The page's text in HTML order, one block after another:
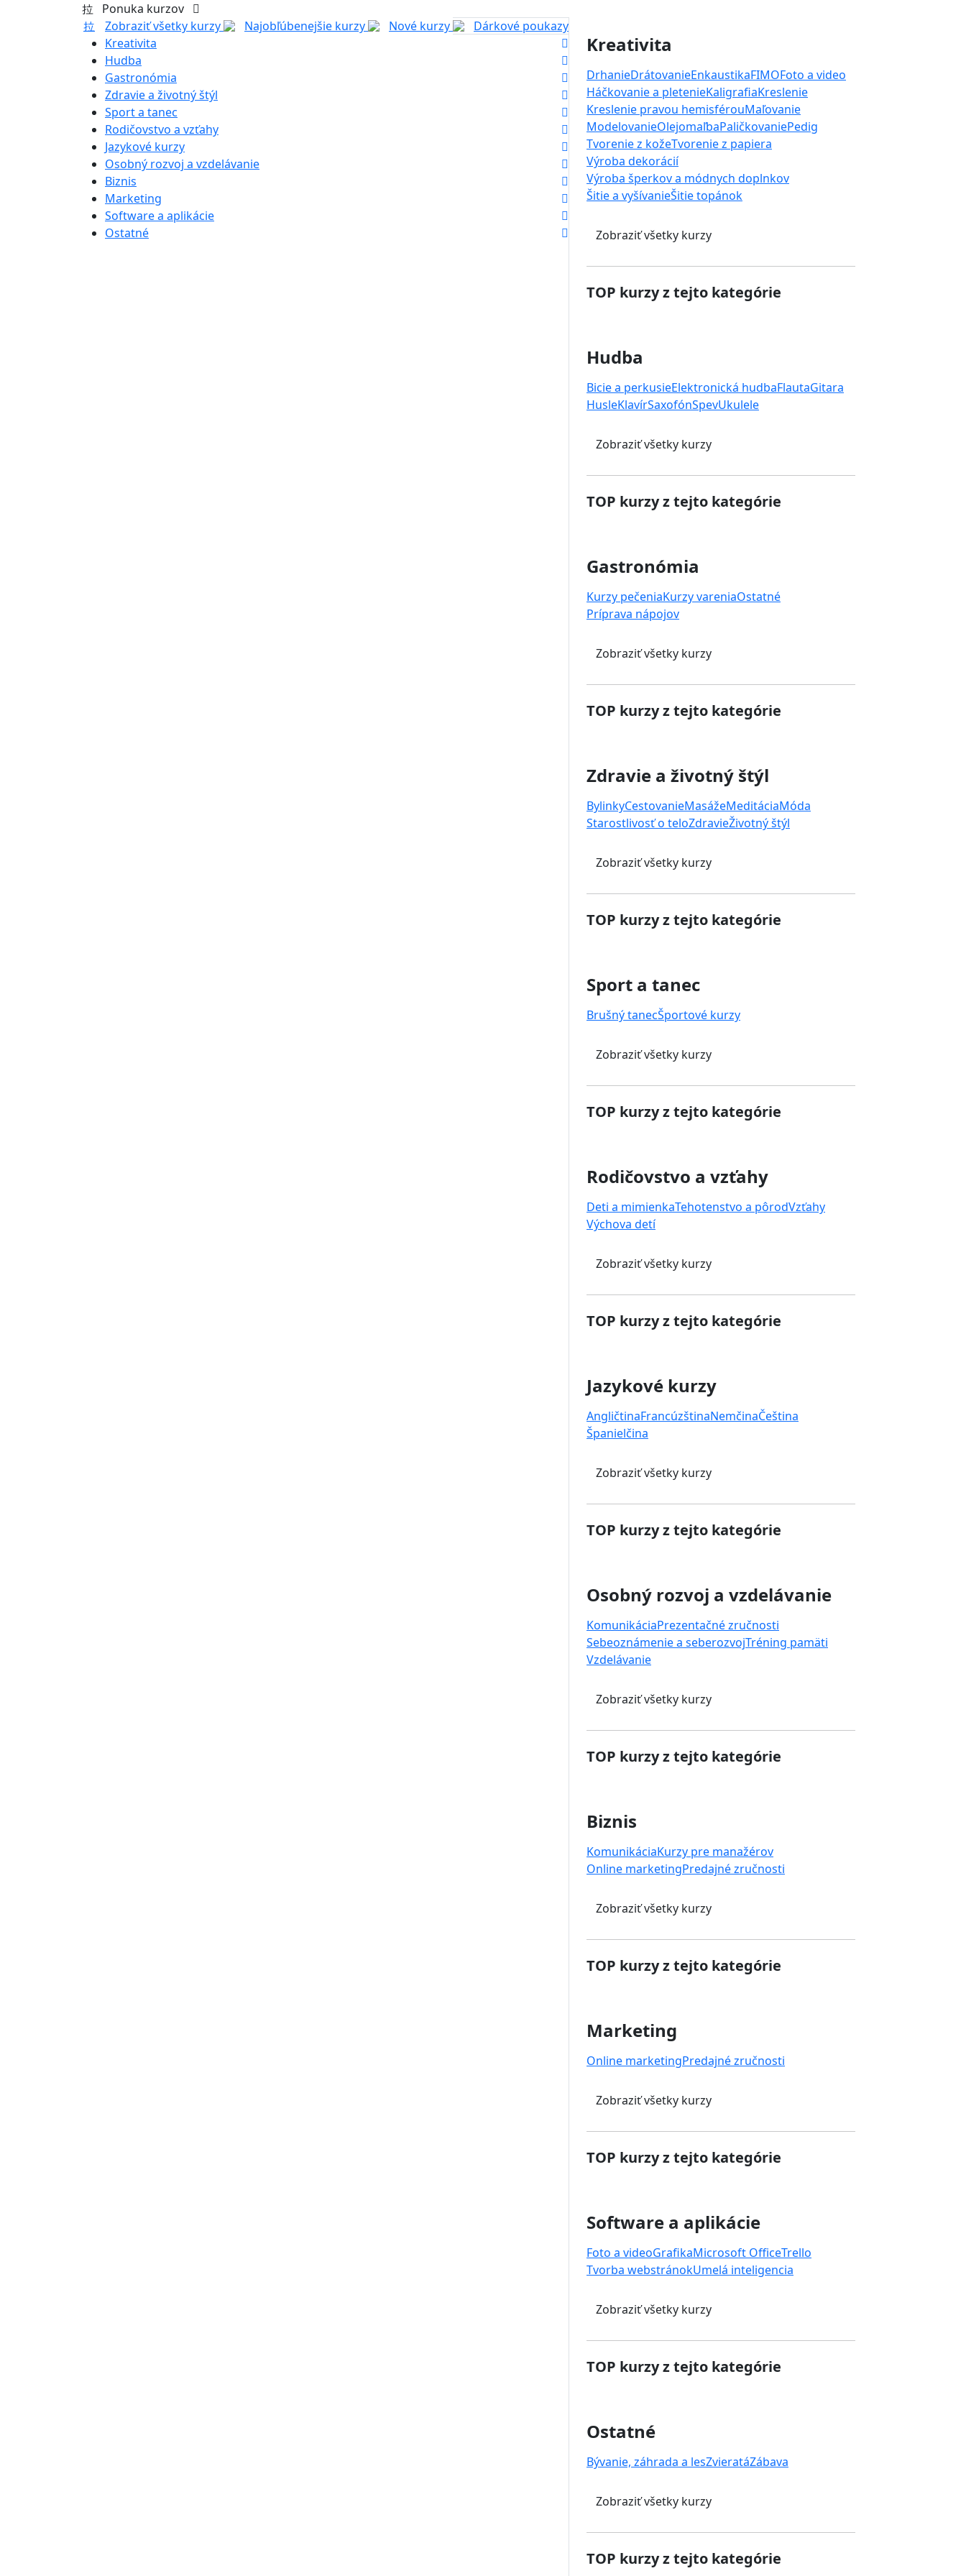
Ponuka kurzov
Zobraziť všetky kurzy
Najobľúbenejšie kurzy Nové kurzy
Dárkové poukazy
Kreativita
Hudba
Gastronómia
Zdravie a životný štýl
Sport a tanec
Rodičovstvo a vzťahy
Jazykové kurzy
Osobný rozvoj a vzdelávanie
Biznis
Marketing
Software a aplikácie
Ostatné
Kreativita
DrhanieDrátovanieEnkaustikaFIMOFoto a video
Háčkovanie a pletenieKaligrafiaKreslenie
Kreslenie pravou hemisférouMaľovanie
ModelovanieOlejomaľbaPaličkovaniePedig
Tvorenie z kožeTvorenie z papiera
Výroba dekorácií
Výroba šperkov a módnych doplnkov
Šitie a vyšívanieŠitie topánok
Zobraziť všetky kurzy
TOP kurzy z tejto kategórie
Hudba
Bicie a perkusieElektronická hudbaFlautaGitara
HusleKlavírSaxofónSpevUkulele
Zobraziť všetky kurzy
TOP kurzy z tejto kategórie
Gastronómia
Kurzy pečeniaKurzy vareniaOstatné
Príprava nápojov
Zobraziť všetky kurzy
TOP kurzy z tejto kategórie
Zdravie a životný štýl
BylinkyCestovanieMasážeMeditáciaMóda
Starostlivosť o teloZdravieŽivotný štýl
Zobraziť všetky kurzy
TOP kurzy z tejto kategórie
Sport a tanec
Brušný tanecŠportové kurzy
Zobraziť všetky kurzy
TOP kurzy z tejto kategórie
Rodičovstvo a vzťahy
Deti a mimienkaTehotenstvo a pôrodVzťahy
Výchova detí
Zobraziť všetky kurzy
TOP kurzy z tejto kategórie
Jazykové kurzy
AngličtinaFrancúzštinaNemčinaČeština
Španielčina
Zobraziť všetky kurzy
TOP kurzy z tejto kategórie
Osobný rozvoj a vzdelávanie
KomunikáciaPrezentačné zručnosti
Sebeoznámenie a seberozvojTréning pamäti
Vzdelávanie
Zobraziť všetky kurzy
TOP kurzy z tejto kategórie
Biznis
KomunikáciaKurzy pre manažérov
Online marketingPredajné zručnosti
Zobraziť všetky kurzy
TOP kurzy z tejto kategórie
Marketing
Online marketingPredajné zručnosti
Zobraziť všetky kurzy
TOP kurzy z tejto kategórie
Software a aplikácie
Foto a videoGrafikaMicrosoft OfficeTrello
Tvorba webstránokUmelá inteligencia
Zobraziť všetky kurzy
TOP kurzy z tejto kategórie
Ostatné
Bývanie, záhrada a lesZvieratáZábava
Zobraziť všetky kurzy
TOP kurzy z tejto kategórie